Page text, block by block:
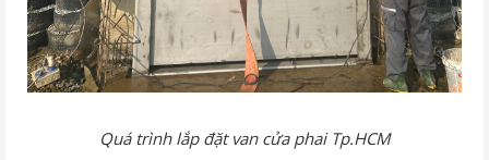
Quá trình lắp đặt van cửa phai Tp.HCM